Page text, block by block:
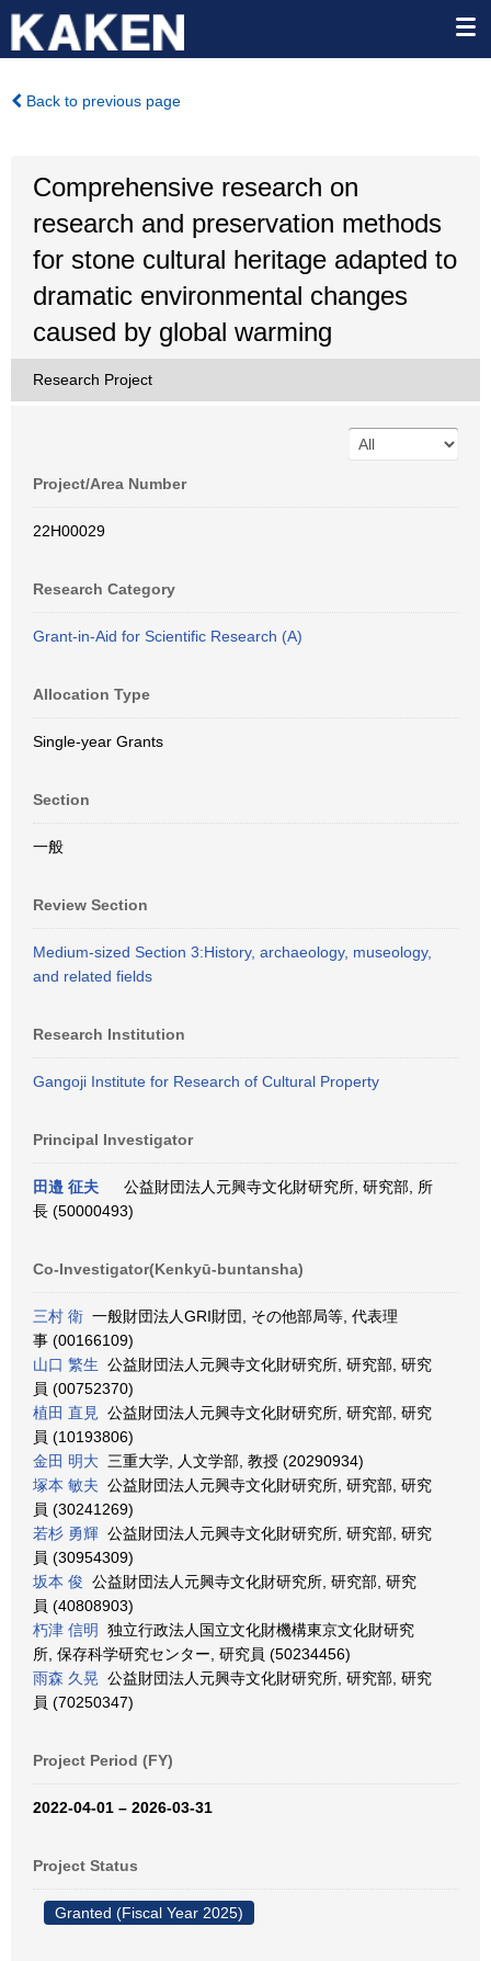
Back to previous page
Comprehensive research on
research and preservation methods
for stone cultural heritage adapted to
dramatic environmental changes
caused by global warming
Research Project
Project/Area Number
22H00029
Research Category
Grant-in-Aid for Scientific Research (A)
Allocation Type
Single-year Grants
Section
一般
Review Section
Medium-sized Section 3:History, archaeology, museology,
and related fields
Research Institution
Gangoji Institute for Research of Cultural Property
Principal Investigator
田邉 征夫
公益財団法人元興寺文化財研究所, 研究部, 所
長 (50000493)
Co-Investigator(Kenkyū-buntansha)
三村 衛 一般財団法人GRI財団, その他部局等, 代表理
事 (00166109)
山口 繁生 公益財団法人元興寺文化財研究所, 研究部, 研究
員 (00752370)
植田 直見 公益財団法人元興寺文化財研究所, 研究部, 研究
員 (10193806)
金田 明大 三重大学, 人文学部, 教授 (20290934)
塚本 敏夫 公益財団法人元興寺文化財研究所, 研究部, 研究
員 (30241269)
若杉 勇輝 公益財団法人元興寺文化財研究所, 研究部, 研究
員 (30954309)
坂本 俊 公益財団法人元興寺文化財研究所, 研究部, 研究
員 (40808903)
朽津 信明
独立行政法人国立文化財機構東京文化財研究
所, 保存科学研究センター, 研究員 (50234456)
雨森 久晃 公益財団法人元興寺文化財研究所, 研究部, 研究
員 (70250347)
Project Period (FY)
2022-04-01 – 2026-03-31
Project Status
Granted (Fiscal Year 2025)